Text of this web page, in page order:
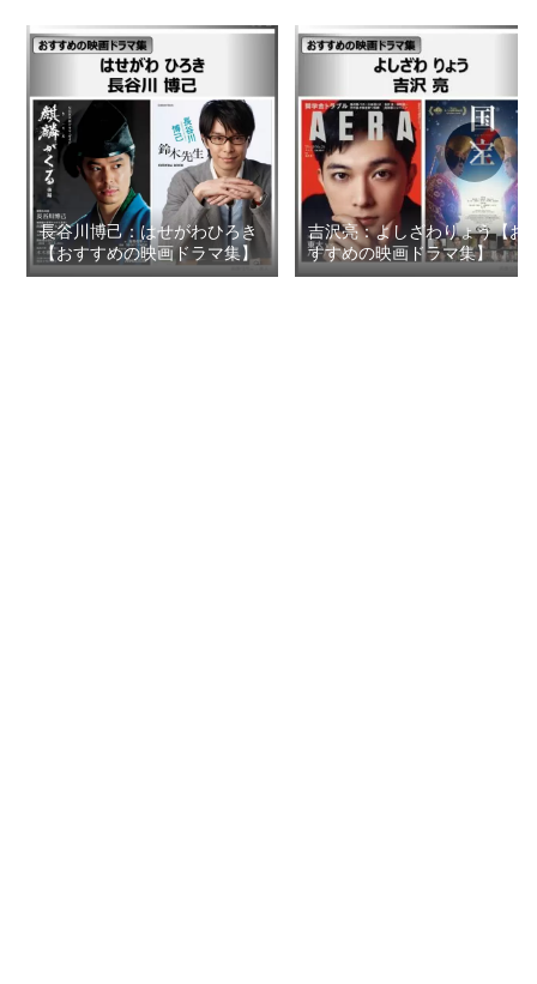
⾧谷川博己：はせがわひろき
【おすすめの映画ドラマ集】
吉沢亮：よしざわりょう【お
すすめの映画ドラマ集】